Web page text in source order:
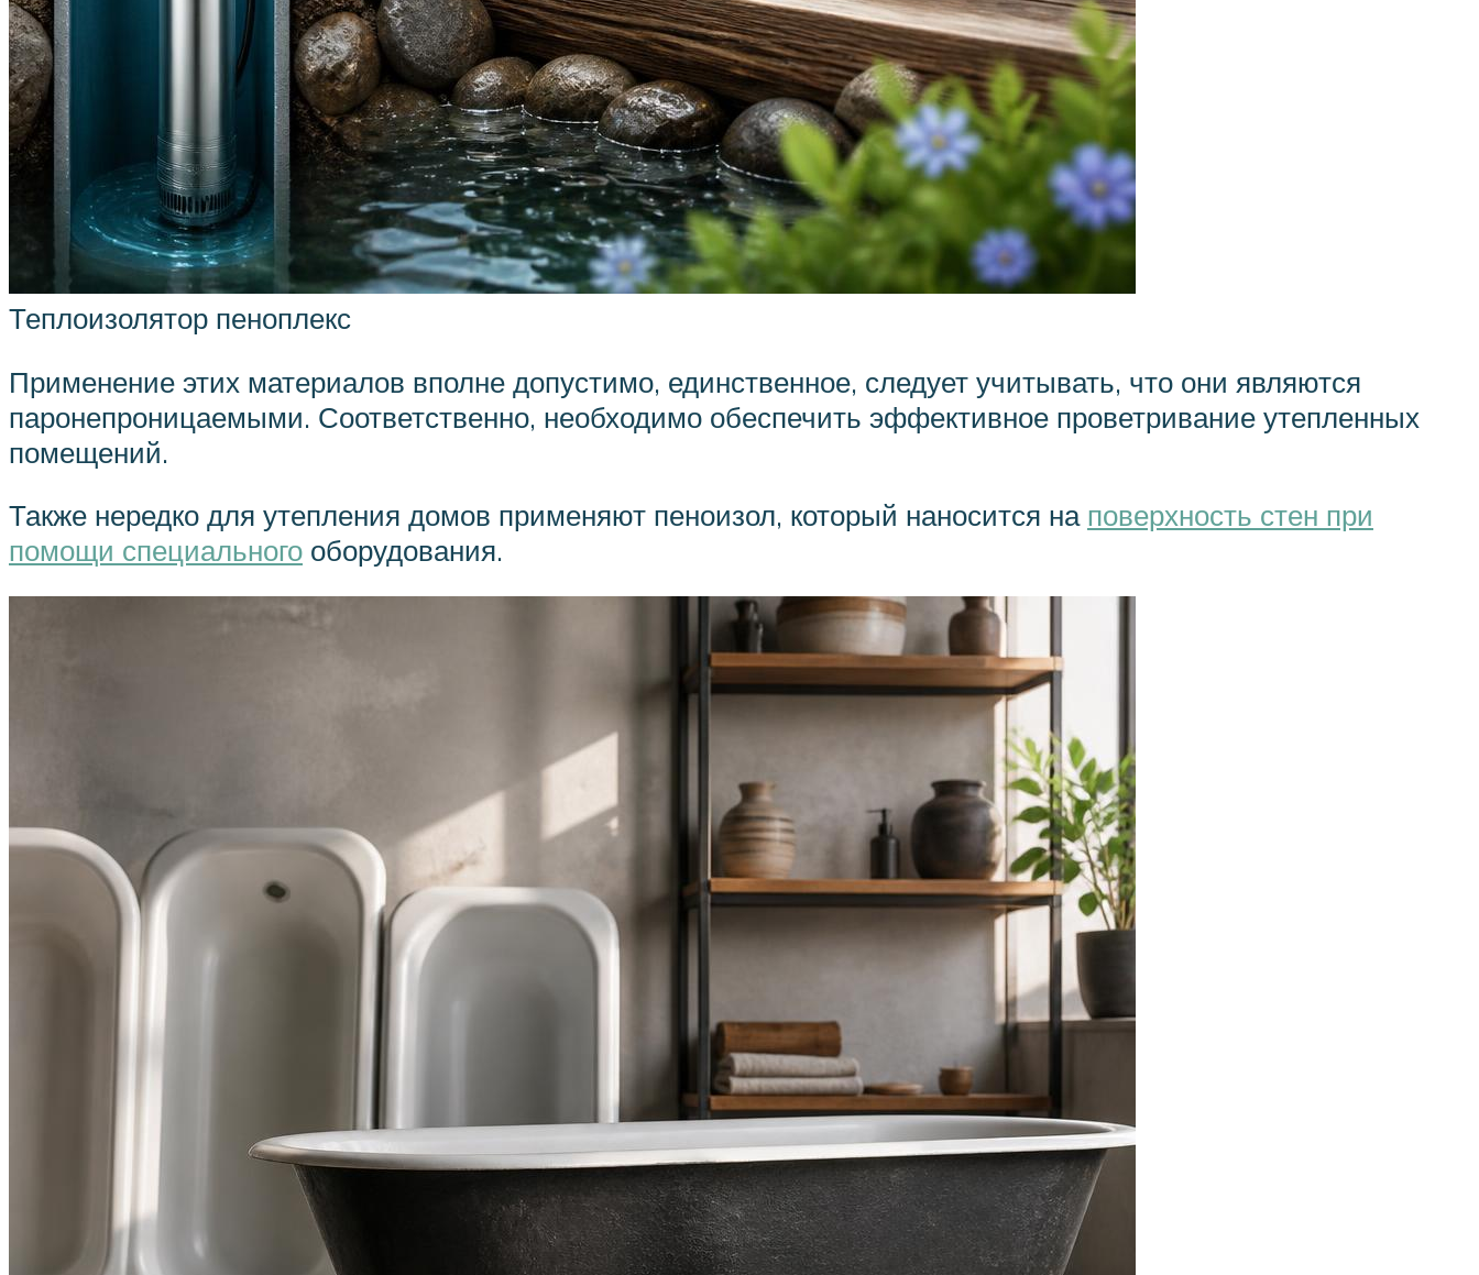
Теплоизолятор пеноплекс
Применение этих материалов вполне допустимо, единственное, следует учитывать, что они являются
паронепроницаемыми. Соответственно, необходимо обеспечить эффективное проветривание утепленных
помещений.
Также нередко для утепления домов применяют пеноизол, который наносится на поверхность стен при
помощи специального оборудования.